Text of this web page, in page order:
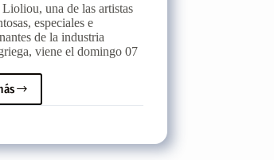
una de las artistas
especiales e
de la industria
viene el domingo 07